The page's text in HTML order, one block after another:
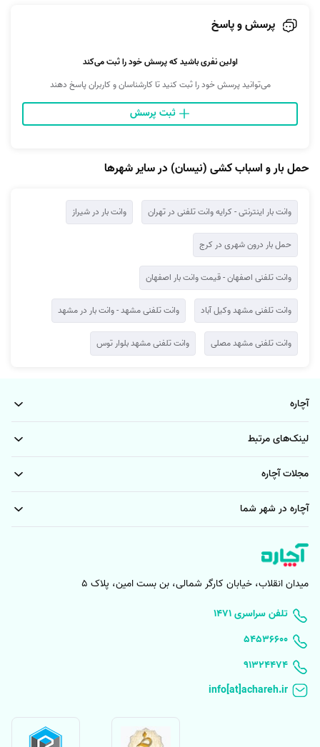
پرسش و پاسخ
اولین نفری باشید که پرسش خود را ثبت می‌کند
می‌توانید پرسش خود را ثبت کنید تا کارشناسان و کاربران پاسخ دهند
حمل بار و اسباب کشی (نیسان) در سایر شهرها
وانت بار اینترنتی - کرایه وانت تلفنی در تهران وانت بار در شیراز
حمل بار درون شهری در کرج
وانت تلفنی اصفهان - قیمت وانت بار اصفهان
وانت تلفنی مشهد وکیل آباد وانت تلفنی مشهد - وانت بار در مشهد
وانت تلفنی مشهد مصلی وانت تلفنی مشهد بلوار توس
آچاره
لینک‌های مرتبط
مجلات آچاره
آچاره در شهر شما
میدان انقلاب، خیابان کارگر شمالی، بن بست امین، پلاک 5
۱۴۷۱ تلفن سراسری
۵۴۵۳۶۶۰۰
91324474